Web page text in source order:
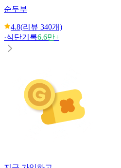
순두부
4.8(리뷰 340개)
·식단기록6.6만+